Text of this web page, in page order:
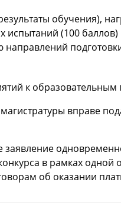
обучения),
испытаний (100
к
вправе
заявление
в рамках
об оказании